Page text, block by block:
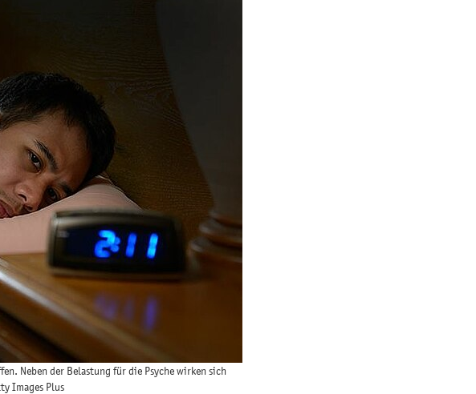
Neben der Belastung für die Psyche wirken sich
Images Plus